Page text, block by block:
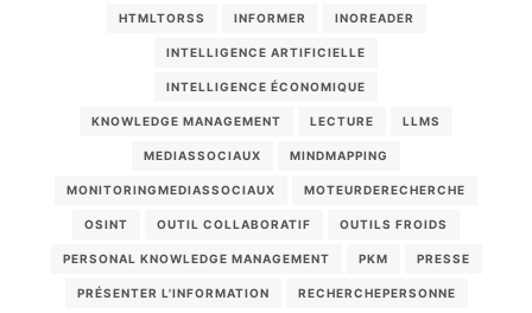
HTMLTORSS INFORMER INOREADER
INTELLIGENCE ARTIFICIELLE
INTELLIGENCE ÉCONOMIQUE
KNOWLEDGE MANAGEMENT LECTURE LLMS
MEDIASSOCIAUX MINDMAPPING
MONITORINGMEDIASSOCIAUX MOTEURDERECHERCHE
OSINT OUTIL COLLABORATIF OUTILS FROIDS
PERSONAL KNOWLEDGE MANAGEMENT PKM PRESSE
PRÉSENTER L'INFORMATION RECHERCHEPERSONNE